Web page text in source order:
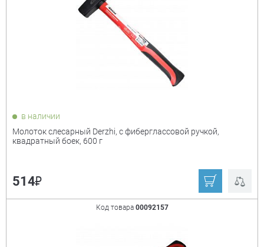
Показать только
Derzhi
Сибин
в наличии
Молоток слесарный Derzhi, с фиберглассовой ручкой,
квадратный боек, 600 г
514₽
Код товара 00092157